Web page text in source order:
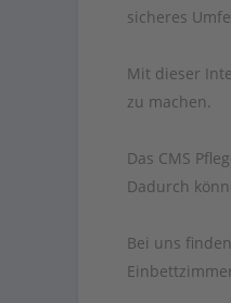
sicheres
Mit dieser
zu machen.
Das CMS
Dadurch
Bei uns